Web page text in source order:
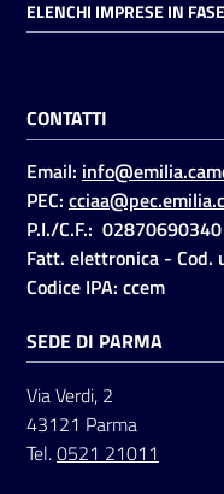
Prenotazioni
Pagamenti
Accedi
Registrati
ELENCHI IMPRESE IN
CONTATTI
Email:
PEC:
P.I./C.F.: 02870690340
Fatt. elettronica - Cod.
Codice IPA: ccem
SEDE DI PARMA
Via Verdi, 2
43121 Parma
Tel.0521 21011